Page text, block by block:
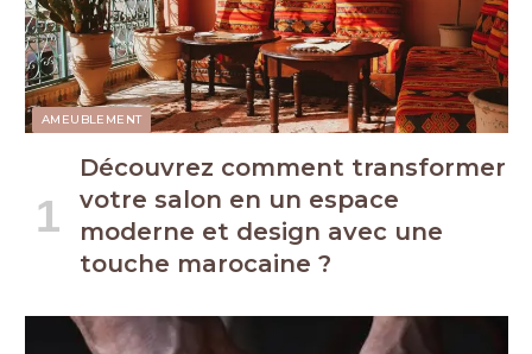
AMEUBLEMENT
Découvrez comment transformer
votre salon en un espace
moderne et design avec une
touche marocaine ?